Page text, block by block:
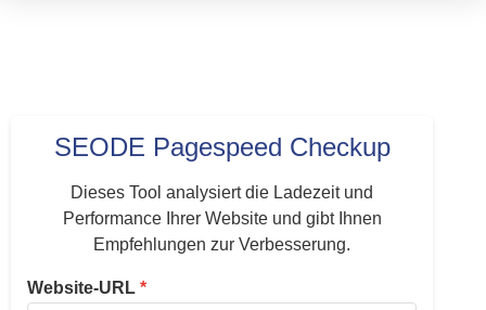
SEODE Pagespeed Checkup
Dieses Tool analysiert die Ladezeit und
Performance Ihrer Website und gibt Ihnen
Empfehlungen zur Verbesserung.
Website-URL *